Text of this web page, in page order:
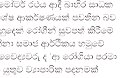
රථය ආදී බාහිර සාධක
ආකර්ෂණයක් පවතින බව
හුදෙක් රෝගීන් සුවපත් කිරීමේ
සමාජ ආර්ථිකය හමුවේ
ද ‘ආ රෝගියා පරමා
යුතුව ව්‍යාපාරික පදනමක්